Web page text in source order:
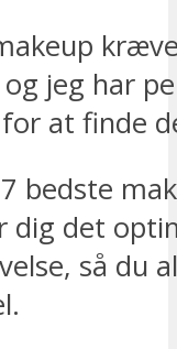
jeg har
at finde
bedste
dig det
så du